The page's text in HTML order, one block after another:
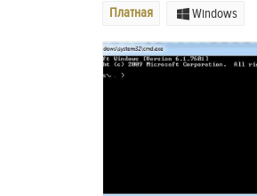
Платная Windows